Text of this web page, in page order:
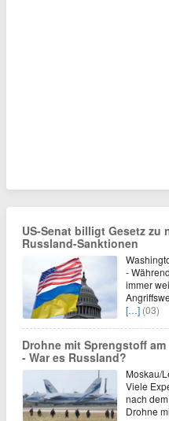
US-Senat billigt Gesetz zu
Russland-Sanktionen
-
immer
[…] (03)
Drohne mit Sprengstoff
- War es Russland?
Moskau/
Viele
nach
Drohne